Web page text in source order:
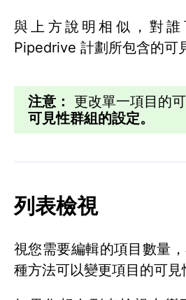
與上方說明相似，對
Pipedrive 計劃所包含的可
注意： 更改單一項目的
可見性群組的設定。
列表檢視
視您需要編輯的項目數量
種方法可以變更項目的可見